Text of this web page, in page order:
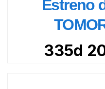
Estreno
335d